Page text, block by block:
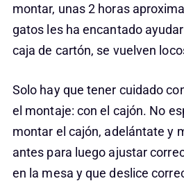
montar, unas 2 horas
gatos les ha encantado
caja de cartón, se vuelven
Solo hay que tener cuidado
el montaje: con el cajón. No
montar el cajón, adelántate y
antes para luego ajustar
en la mesa y que deslice